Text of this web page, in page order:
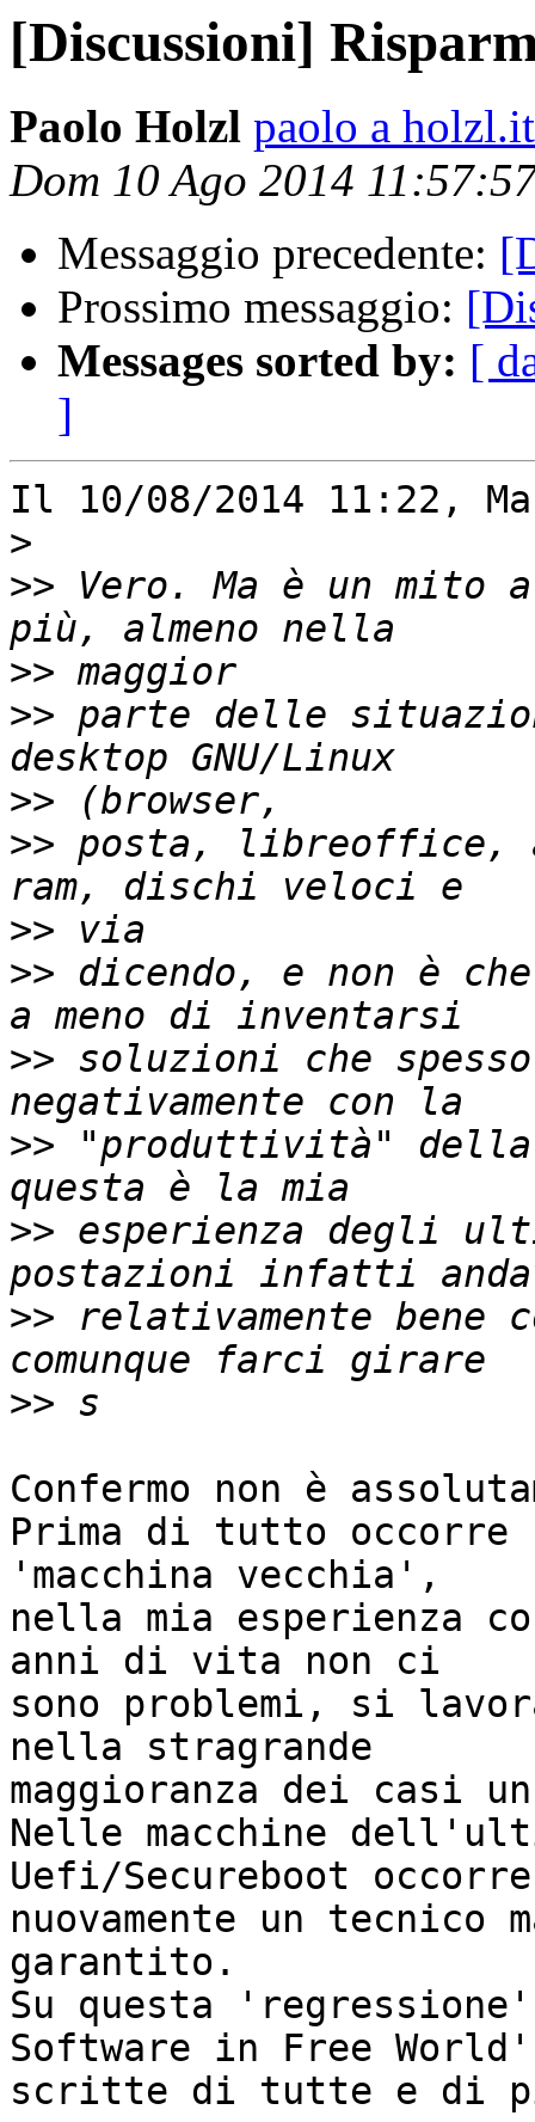
[Discussioni]
Paolo Holzl paolo a holzl.it
Dom 10 Ago 2014
Messaggio precedente:
Prossimo messaggio:
Messages sorted by: [
]
Il 10/08/2014 11:22,
>
>> Vero. Ma è un mito
>>
>> parte delle
>>
>> posta, libreoffice,
>>
>> dicendo, e non è
>> soluzioni che
>> "produttività" della
>> esperienza degli
>> relativamente bene
>>
Confermo non è
Prima di tutto occorre
'macchina vecchia',
nella mia esperienza
anni di vita non ci
sono problemi, si
nella stragrande
maggioranza dei casi
Nelle macchine
Uefi/Secureboot
nuovamente un
garantito.
Su questa
Software in Free
scritte di tutte e di